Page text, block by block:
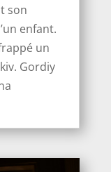
son
enfant.
un
Gordiy